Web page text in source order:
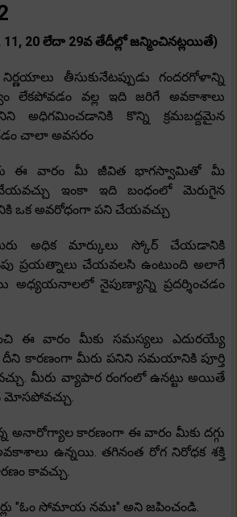
20 లేదా 29వ తేదీల్లో జన్మించినట్లయితే)
తీసుకునేటప్పుడు గందరగోళాన్ని
లేకపోవడం వల్ల ఇది జరిగే అవకాశాలు
అధిగమించడానికి కొన్ని క్రమబద్దమైన
చాలా అవసరం
ఈ వారం మీ జీవిత భాగస్వామితో మీ
చేయవచ్చు ఇంకా ఇది బంధంలో మెరుగైన
ఒక అవరోధంగా పని చేయవచ్చు
అధిక మార్కులు స్కోర్ చేయడానికి
ప్రయత్నాలు చేయవలసి ఉంటుంది అలాగే
నైపుణ్యాన్ని ప్రదర్శించడం
ఈ వారం మీకు సమస్యలు ఎదురయ్యే
కారణంగా మీరు పనిని సమయానికి పూర్తి
మీరు వ్యాపార రంగంలో ఉనట్టు అయితే
అనారోగ్యాల కారణంగా ఈ వారం మీకు దగ్గు
ఉన్నయి. తగినంత రోగ నిరోధక శక్తి
కావచ్చు.
"ఓం సోమాయ నమః" అని జపించండి.